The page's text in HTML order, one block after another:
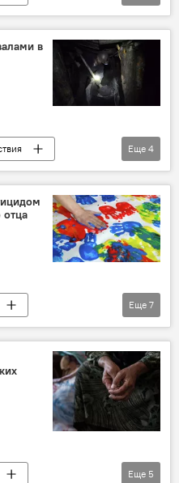
ДТП
в
Шахтер
Еще 4
Еще 7
Еще 5